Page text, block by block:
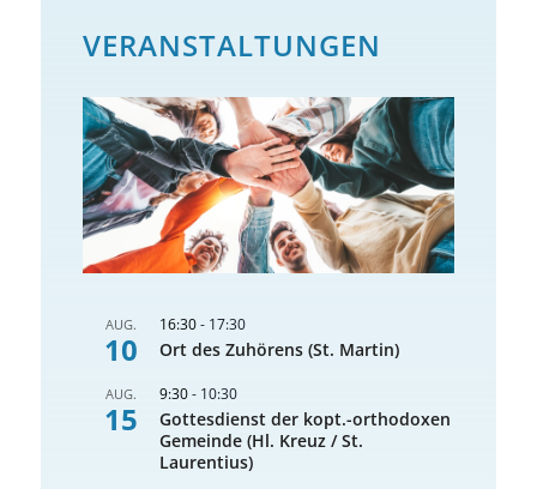
VERANSTALTUNGEN
AUG.
10
16:30- 17:30
Ort des Zuhörens (St. Martin)
AUG.
15
9:30- 10:30
Gottesdienst der kopt.-orthodoxen
Gemeinde (Hl. Kreuz / St.
Laurentius)